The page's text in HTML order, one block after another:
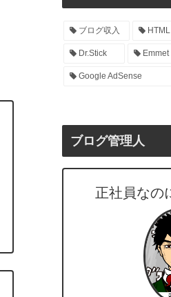
ブログ収入 HTML
Dr.Stick Emmet
Google AdSense
ブログ管理人
正社員なの